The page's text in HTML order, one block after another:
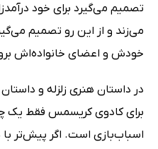
تصمیم می‌گیرد برای خود
می‌زند و از این رو تصمیم
خودش و اعضای خانواده‌اش
در داستان هنری زلزله و
برای کادوی کریسمس فقط
اسباب‌بازی است. اگر پیش‌تر با